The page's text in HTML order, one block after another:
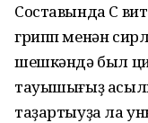
Составында С
грипп менән
шешкәндә был
тауышығыҙ
таҙартыуҙа ла